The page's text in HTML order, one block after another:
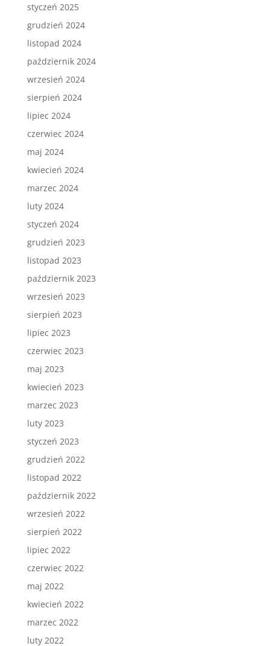
styczeń 2025
grudzień 2024
listopad 2024
październik 2024
wrzesień 2024
sierpień 2024
lipiec 2024
czerwiec 2024
maj 2024
kwiecień 2024
marzec 2024
luty 2024
styczeń 2024
grudzień 2023
listopad 2023
październik 2023
wrzesień 2023
sierpień 2023
lipiec 2023
czerwiec 2023
maj 2023
kwiecień 2023
marzec 2023
luty 2023
styczeń 2023
grudzień 2022
listopad 2022
październik 2022
wrzesień 2022
sierpień 2022
lipiec 2022
czerwiec 2022
maj 2022
kwiecień 2022
marzec 2022
luty 2022